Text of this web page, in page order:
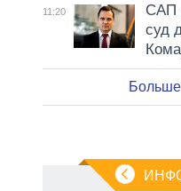
11:20
САП
суд